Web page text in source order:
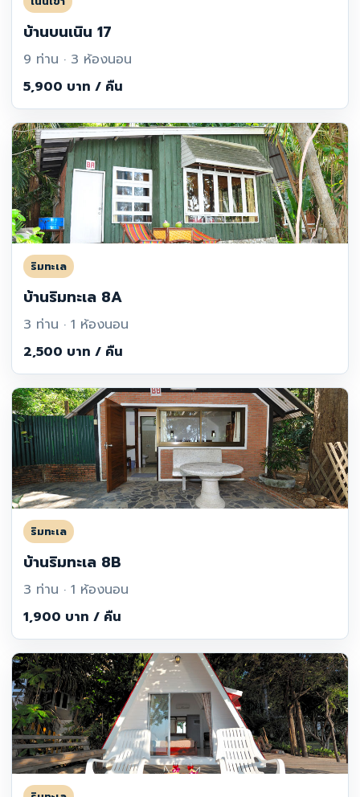
บ้านบนเนิน 17
9 ท่าน · 3 ห้องนอน
5,900 บาท / คืน
ริมทะเล
บ้านริมทะเล 8A
3 ท่าน · 1 ห้องนอน
2,500 บาท / คืน
ริมทะเล
บ้านริมทะเล 8B
3 ท่าน · 1 ห้องนอน
1,900 บาท / คืน